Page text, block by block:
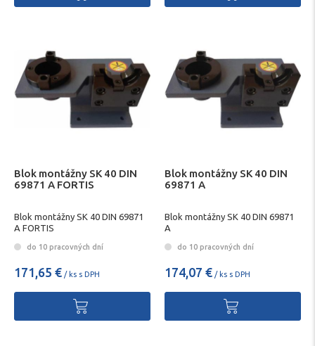
Blok montážny SK 40 DIN
69871 A FORTIS
Blok montážny SK 40 DIN 69871
A FORTIS
do 10 pracovných dní
171,65 € / ks s DPH
Blok montážny SK 40 DIN
69871 A
Blok montážny SK 40 DIN 69871
A
do 10 pracovných dní
174,07 € / ks s DPH